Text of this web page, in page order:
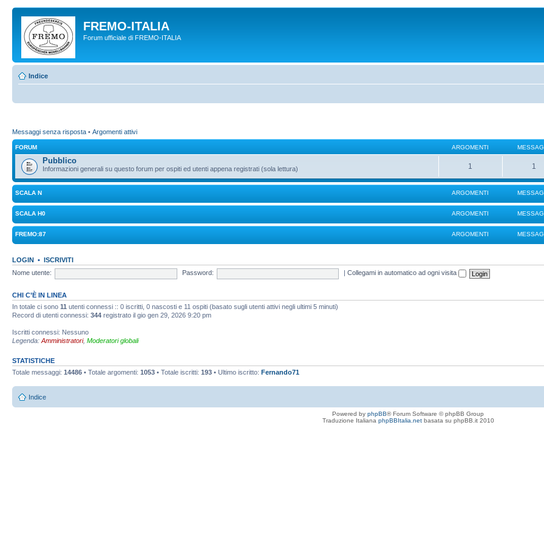
FREMO-ITALIA
Forum ufficiale di FREMO-ITALIA
Indice
Messaggi senza risposta • Argomenti attivi
FORUM ARGOMENTI
Pubblico
Informazioni generali su questo forum per ospiti ed utenti appena registrati (sola lettura) 1 1
SCALA N ARGOMENTI
SCALA H0 ARGOMENTI
FREMO:87 ARGOMENTI
LOGIN • ISCRIVITI
Nome utente:
Password: |Collegami in automatico ad ogni visita
CHI C’È IN LINEA
In totale ci sono 11 utenti connessi :: 0 iscritti, 0 nascosti e 11 ospiti (basato sugli utenti attivi negli ultimi 5 minuti)
Record di utenti connessi: 344 registrato il gio gen 29, 2026 9:20 pm
Iscritti connessi: Nessuno
Legenda: Amministratori, Moderatori globali
STATISTICHE
Totale messaggi: 14486 • Totale argomenti: 1053 • Totale iscritti: 193 • Ultimo iscritto: Fernando71
Indice
Powered by phpBB® Forum Software © phpBB Group
Traduzione Italiana phpBBItalia.netbasata su phpBB.it 2010